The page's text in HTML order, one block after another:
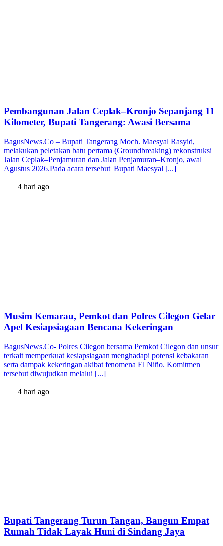
Pembangunan Jalan Ceplak–Kronjo Sepanjang 11
Kilometer, Bupati Tangerang: Awasi Bersama
BagusNews.Co – Bupati Tangerang Moch. Maesyal Rasyid,
melakukan peletakan batu pertama (Groundbreaking) rekonstruksi
Jalan Ceplak–Penjamuran dan Jalan Penjamuran–Kronjo, awal
Agustus 2026.Pada acara tersebut, Bupati Maesyal [...]
4 hari ago
Musim Kemarau, Pemkot dan Polres Cilegon Gelar
Apel Kesiapsiagaan Bencana Kekeringan
BagusNews.Co- Polres Cilegon bersama Pemkot Cilegon dan unsur
terkait memperkuat kesiapsiagaan menghadapi potensi kebakaran
serta dampak kekeringan akibat fenomena El Niño. Komitmen
tersebut diwujudkan melalui [...]
4 hari ago
Bupati Tangerang Turun Tangan, Bangun Empat
Rumah Tidak Layak Huni di Sindang Jaya